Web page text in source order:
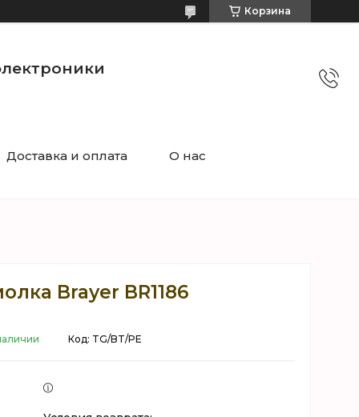
Корзина
Доставка и оплата О нас
Brayer BR1186
Код: TG/BT/PE